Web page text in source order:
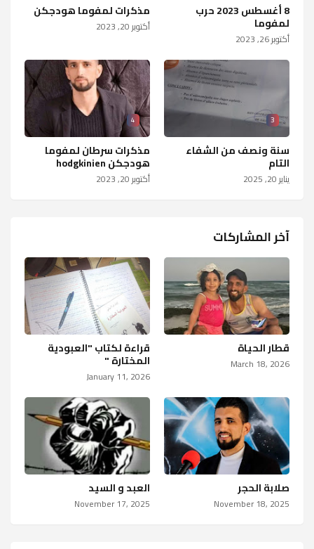
8 أغسطس 2023 حرب
لمفوما
أكتوبر 26, 2023
مذكرات لمفوما هودجكن
أكتوبر 20, 2023
3
سنة ونصف من الشفاء
التام
يناير 20, 2025
4
مذكرات سرطان لمفوما
هودجكن hodgkinien
أكتوبر 20, 2023
آخر المشاركات
قطار الحياة
March 18, 2026
قراءة لكتاب "العبودية
المختارة "
January 11, 2026
صلابة الحجر
November 18, 2025
العبد و السيد
November 17, 2025